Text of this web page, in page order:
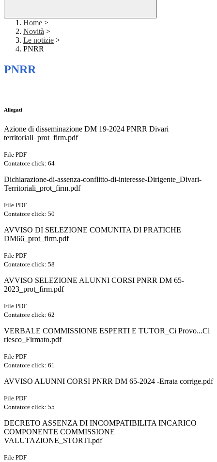
Home >
Novità >
Le notizie >
PNRR
PNRR
Allegati
Azione di disseminazione DM 19-2024 PNRR Divari
territoriali_prot_firm.pdf
File PDF
Contatore click: 64
Dichiarazione-di-assenza-conflitto-di-interesse-Dirigente_Divari-
Territoriali_prot_firm.pdf
File PDF
Contatore click: 50
AVVISO DI SELEZIONE COMUNITA DI PRATICHE
DM66_prot_firm.pdf
File PDF
Contatore click: 58
AVVISO SELEZIONE ALUNNI CORSI PNRR DM 65-
2023_prot_firm.pdf
File PDF
Contatore click: 62
VERBALE COMMISSIONE ESPERTI E TUTOR_Ci Provo...Ci
riesco_Firmato.pdf
File PDF
Contatore click: 61
AVVISO ALUNNI CORSI PNRR DM 65-2024 -Errata corrige.pdf
File PDF
Contatore click: 55
DECRETO ASSENZA DI INCOMPATIBILITA INCARICO
COMPONENTE COMMISSIONE
VALUTAZIONE_STORTI.pdf
File PDF